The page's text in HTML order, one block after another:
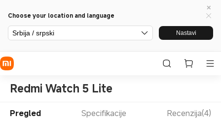
Choose your location and language
Srbija / srpski Nastavi
Redmi Watch 5 Lite
Pregled Specifikacije Recenzija(4)